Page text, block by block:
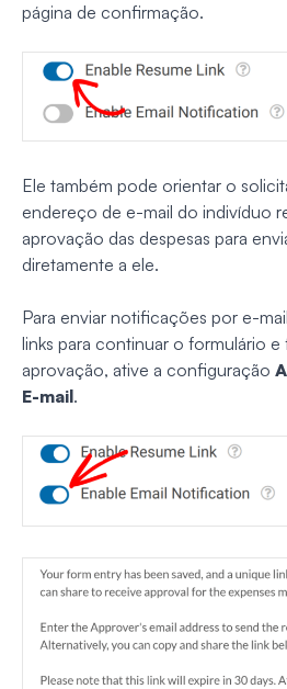
página de confirmação.
Ele também pode orientar o
endereço de e-mail do indivíduo
aprovação das despesas para
diretamente a ele.
Para enviar notificações por e-
links para continuar o formulário e
aprovação, ative a configuração
E-mail.